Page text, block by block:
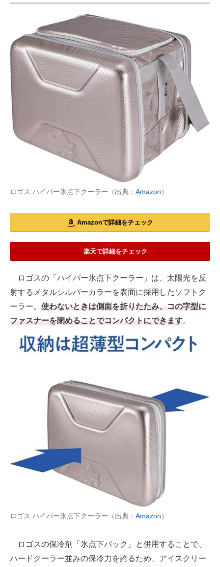
ロゴス ハイパー氷点下クーラー（出典： Amazon）
Amazonで詳細をチェック
楽天で詳細をチェック
ロゴスの「ハイパー氷点下クーラー」は、太陽光を反
射するメタルシルバーカラーを表面に採用したソフトク
ーラー。 使わないときは側面を折りたたみ、コの字型に
ファスナーを閉めることでコンパクトにできます。
ロゴス ハイパー氷点下クーラー（出典： Amazon）
ロゴスの保冷剤「氷点下パック」と併用することで、
ハードクーラー並みの保冷力を誇るため、アイスクリー